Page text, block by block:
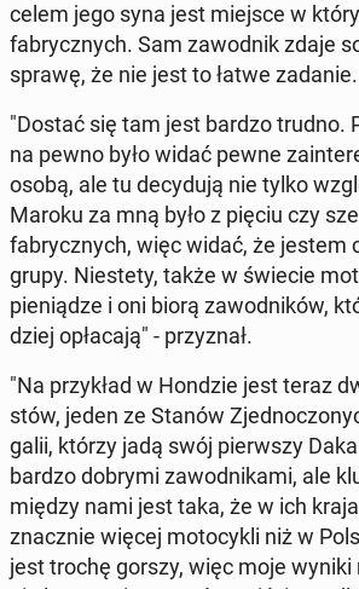
celem jego syna jest miejsce w
fa­brycz­nych. Sam za­wod­nik zdaje
sprawę, że nie jest to łatwe zadanie.
"Dostać się tam jest bardzo trudno.
na pewno było widać pewne
osobą, ale tu de­cy­du­ją nie tylko
Maroku za mną było z pięciu czy
fa­brycz­nych, więc widać, że jestem
grupy. Nie­ste­ty, także w świecie
pie­nią­dze i oni biorą za­wod­ni­ków,
dziej opła­ca­ją" - przy­znał.
"Na przy­kład w Hondzie jest teraz
stów, jeden ze Stanów
ga­lii, którzy jadą swój pierw­szy
bardzo dobrymi za­wod­ni­ka­mi, ale
między nami jest taka, że w ich
znacz­nie więcej mo­to­cy­kli niż w
jest trochę gorszy, więc moje